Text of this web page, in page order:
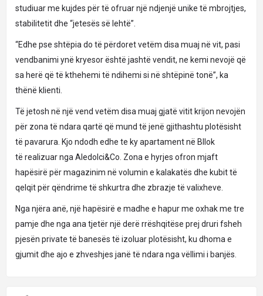
studiuar me kujdes për të ofruar një ndjenjë unike të mbrojtjes,
stabilitetit dhe “jetesës së lehtë”.
“Edhe pse shtëpia do të përdoret vetëm disa muaj në vit, pasi
vendbanimi ynë kryesor është jashtë vendit, ne kemi nevojë që
sa herë që të kthehemi të ndihemi si në shtëpinë tonë”, ka
thënë klienti.
Të jetosh në një vend vetëm disa muaj gjatë vitit krijon nevojën
për zona të ndara qartë që mund të jenë gjithashtu plotësisht
të pavarura. Kjo ndodh edhe te ky apartament në Bllok
të realizuar nga Aledolci&Co. Zona e hyrjes ofron mjaft
hapësirë për magazinim në volumin e kalakatës dhe kubit të
qelqit për qëndrime të shkurtra dhe zbrazje të valixheve.
Nga njëra anë, një hapësirë e madhe e hapur me oxhak me tre
pamje dhe nga ana tjetër një derë rrëshqitëse prej druri fsheh
pjesën private të banesës të izoluar plotësisht, ku dhoma e
gjumit dhe ajo e zhveshjes janë të ndara nga vëllimi i banjës.